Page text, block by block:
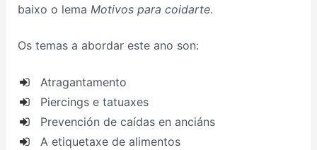
baixo o lema Motivos para coidarte.
Os temas a abordar este ano son:
Atragantamento
Piercings e tatuaxes
Prevención de caídas en anciáns
A etiquetaxe de alimentos